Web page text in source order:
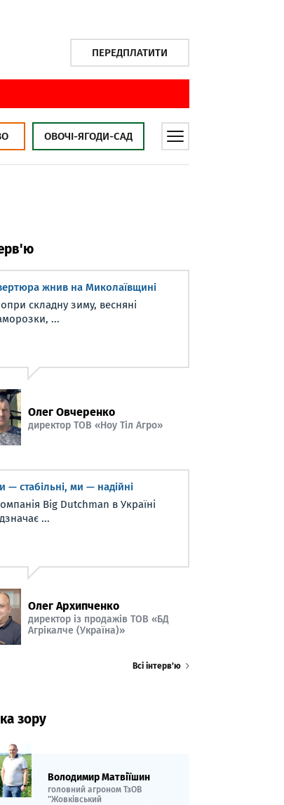
ПЕРЕДПЛАТИТИ
ОВОЧІ-ЯГОДИ-САД
жнив на Миколаївщині
складну зиму, весняні
...
Олег Овчеренко
директор ТОВ «Ноу Тіл Агро»
— стабільні, ми — надійні
Big Dutchman в Україні
...
Олег Архипченко
директор із продажів ТОВ «БД
Агрікалче (Україна)»
Всі інтерв’ю
зору
Володимир Матвіїшин
головний агроном ТзОВ
"Жовківський